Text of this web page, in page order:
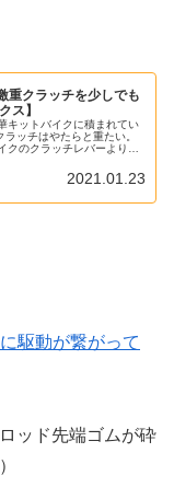
重クラッチを少しでも
ス】
キットバイクに積まれてい
ッチはやたらと重たい。
クのクラッチレバーより重
2021.01.23
駆動が繋がって
ッド先端ゴムが砕